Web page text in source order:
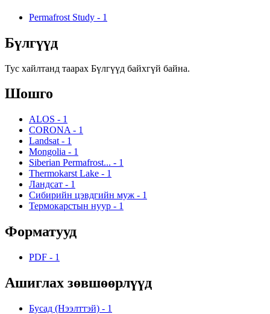
Permafrost Study - 1
Бүлгүүд
Тус хайлтанд таарах Бүлгүүд байхгүй байна.
Шошго
ALOS - 1
CORONA - 1
Landsat - 1
Mongolia - 1
Siberian Permafrost... - 1
Thermokarst Lake - 1
Ландсат - 1
Сибирийн цэвдгийн муж - 1
Термокарстын нуур - 1
Форматууд
PDF - 1
Ашиглах зөвшөөрлүүд
Бусад (Нээлттэй) - 1